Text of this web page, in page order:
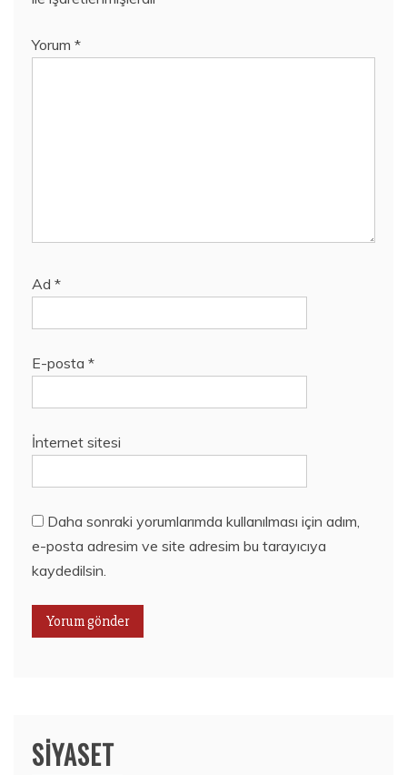
Yorum *
Ad *
E-posta *
İnternet sitesi
Daha sonraki yorumlarımda kullanılması için adım,
e-posta adresim ve site adresim bu tarayıcıya
kaydedilsin.
SIYASET